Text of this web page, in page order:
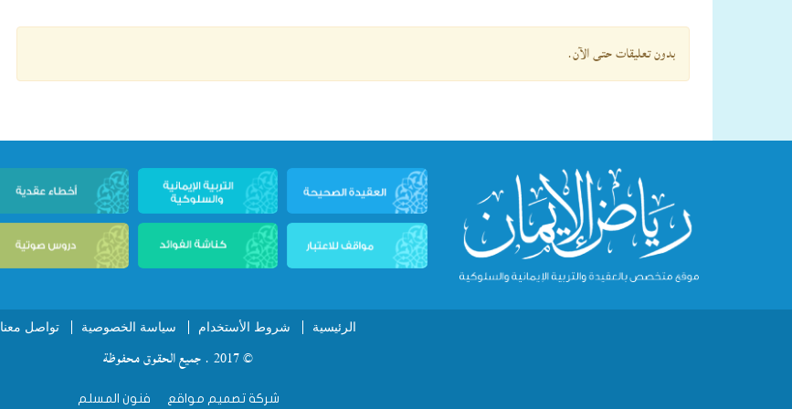
بدون تعليقات حتى الآن.
الرئيسية شروط الأستخدام سياسة الخصوصية تواصل معنا
© 2017 . جميع الحقوق محفوظة
شركة تصميم مواقع فنون المسلم